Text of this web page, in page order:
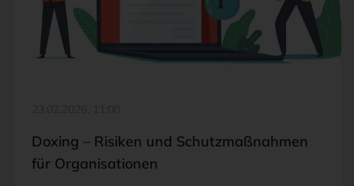
Doxing – Risiken und Schutzmaßnahmen
für Organisationen